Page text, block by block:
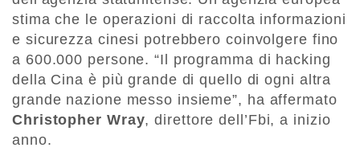
stima che le operazioni di raccolta informazioni
e sicurezza cinesi potrebbero coinvolgere fino
a 600.000 persone. “Il programma di hacking
della Cina è più grande di quello di ogni altra
grande nazione messo insieme”, ha affermato
Christopher Wray, direttore dell’Fbi, a inizio
anno.